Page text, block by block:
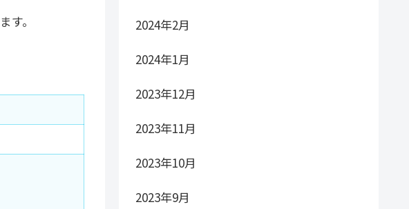
す。
2024年2月
2024年1月
2023年12月
2023年11月
2023年10月
2023年9月